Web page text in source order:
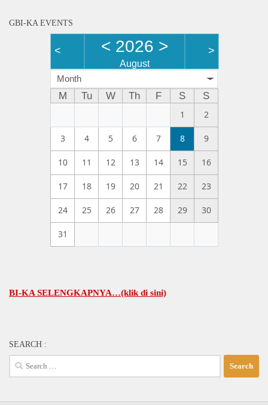
GBI-KA EVENTS
< < 2026 >
August
>
Month
M Tu W Th F S
S
1
2
3 4 5 6 7 8 9
10 11 12 13 14 15 16
17 18 19 20 21 22 23
24 25 26 27 28 29 30
31
SELENGKAPNYA…(klik di sini)
SEARCH :
Search
for: